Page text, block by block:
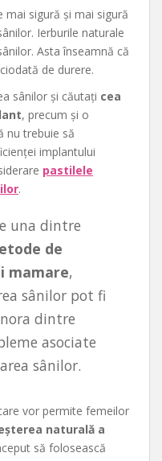
sigură și mai sigură
Ierburile naturale
Asta înseamnă că
de durere.
sânilor și căutați cea
, precum și o
nu trebuie să
implantului
pastilele
.
una dintre
de
mamare,
sânilor pot fi
dintre
asociate
sânilor.
vor permite femeilor
naturală a
să folosească